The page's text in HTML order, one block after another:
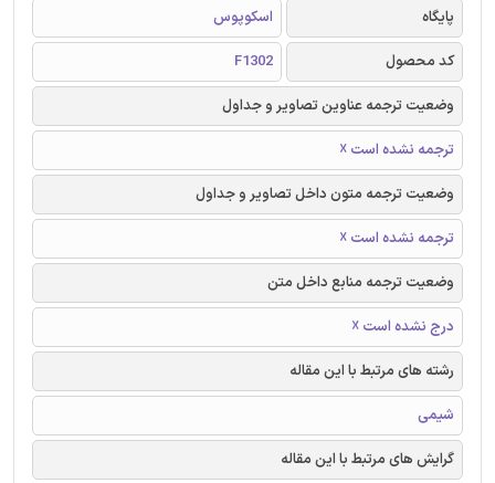
پایگاه
اسکوپوس
کد محصول
F1302
وضعیت ترجمه عناوین تصاویر و جداول
ترجمه نشده است ☓
وضعیت ترجمه متون داخل تصاویر و جداول
ترجمه نشده است ☓
وضعیت ترجمه منابع داخل متن
درج نشده است ☓
رشته های مرتبط با این مقاله
شیمی
گرایش های مرتبط با این مقاله